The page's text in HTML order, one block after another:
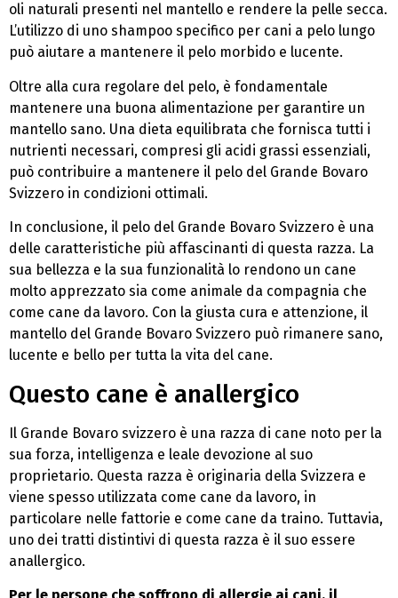
oli naturali presenti nel mantello e rendere la pelle secca.
L’utilizzo di uno shampoo specifico per cani a pelo lungo
può aiutare a mantenere il pelo morbido e lucente.
Oltre alla cura regolare del pelo, è fondamentale
mantenere una buona alimentazione per garantire un
mantello sano. Una dieta equilibrata che fornisca tutti i
nutrienti necessari, compresi gli acidi grassi essenziali,
può contribuire a mantenere il pelo del Grande Bovaro
Svizzero in condizioni ottimali.
In conclusione, il pelo del Grande Bovaro Svizzero è una
delle caratteristiche più affascinanti di questa razza. La
sua bellezza e la sua funzionalità lo rendono un cane
molto apprezzato sia come animale da compagnia che
come cane da lavoro. Con la giusta cura e attenzione, il
mantello del Grande Bovaro Svizzero può rimanere sano,
lucente e bello per tutta la vita del cane.
Questo cane è anallergico
Il Grande Bovaro svizzero è una razza di cane noto per la
sua forza, intelligenza e leale devozione al suo
proprietario. Questa razza è originaria della Svizzera e
viene spesso utilizzata come cane da lavoro, in
particolare nelle fattorie e come cane da traino. Tuttavia,
uno dei tratti distintivi di questa razza è il suo essere
anallergico.